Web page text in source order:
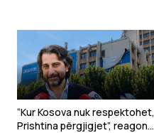
“Kur Kosova nuk respektohet,
Prishtina përgjigjet”, reagon